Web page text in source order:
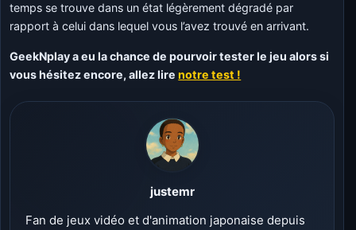
temps se trouve dans un état légèrement dégradé par
rapport à celui dans lequel vous l’avez trouvé en arrivant.
GeekNplay a eu la chance de pourvoir tester le jeu alors si
vous hésitez encore, allez lirenotre test !
justemr
Fan de jeux vidéo et d'animation japonaise depuis